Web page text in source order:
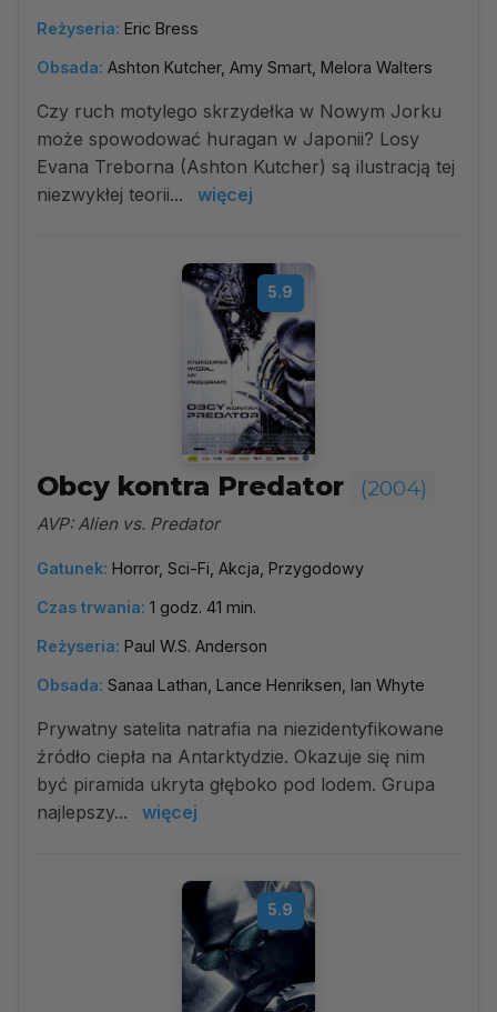
Reżyseria: Eric Bress
Obsada: Ashton Kutcher, Amy Smart, Melora Walters
Czy ruch motylego skrzydełka w Nowym Jorku
może spowodować huragan w Japonii? Losy
Evana Treborna (Ashton Kutcher) są ilustracją tej
niezwykłej teorii...
więcej
5.9
Obcy kontra Predator (2004)
AVP: Alien vs. Predator
Gatunek: Horror, Sci-Fi, Akcja, Przygodowy
Czas trwania: 1 godz. 41 min.
Reżyseria: Paul W.S. Anderson
Obsada: Sanaa Lathan, Lance Henriksen, Ian Whyte
Prywatny satelita natrafia na niezidentyfikowane
źródło ciepła na Antarktydzie. Okazuje się nim
być piramida ukryta głęboko pod lodem. Grupa
najlepszy...
więcej
5.9